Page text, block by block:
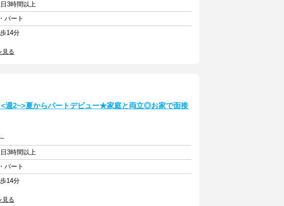
3時間以上
パート
14分
見る
<週2~>夏からパートデビュー★家庭と両立◎お家で面接
3時間以上
パート
14分
見る